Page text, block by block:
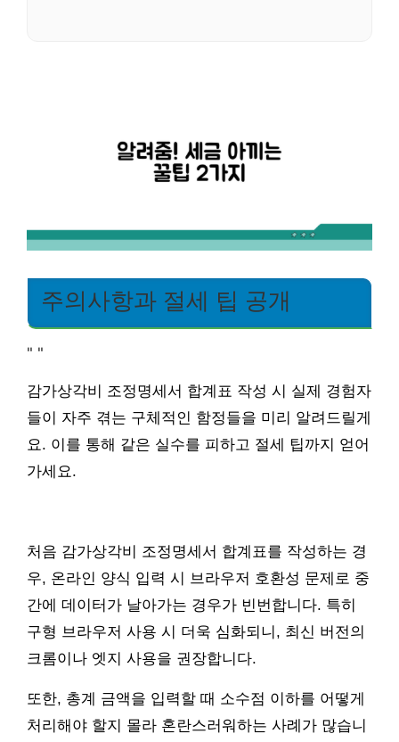
주의사항과 절세 팁 공개
" "
감가상각비 조정명세서 합계표 작성 시 실제 경험자
들이 자주 겪는 구체적인 함정들을 미리 알려드릴게
요. 이를 통해 같은 실수를 피하고 절세 팁까지 얻어
가세요.
처음 감가상각비 조정명세서 합계표를 작성하는 경
우, 온라인 양식 입력 시 브라우저 호환성 문제로 중
간에 데이터가 날아가는 경우가 빈번합니다. 특히
구형 브라우저 사용 시 더욱 심화되니, 최신 버전의
크롬이나 엣지 사용을 권장합니다.
또한, 총계 금액을 입력할 때 소수점 이하를 어떻게
처리해야 할지 몰라 혼란스러워하는 사례가 많습니